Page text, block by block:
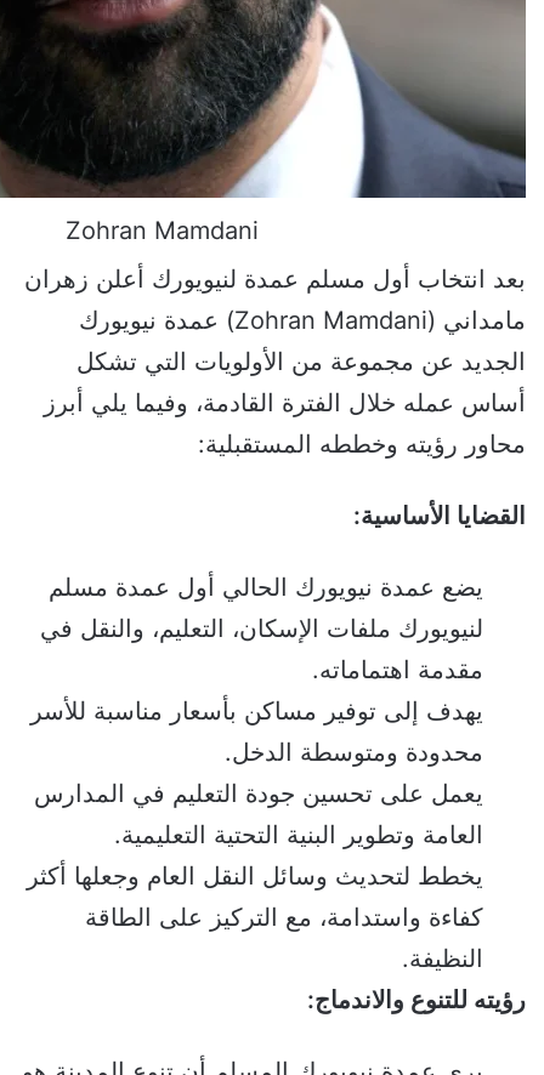
Zohran Mamdani
بعد انتخاب أول مسلم عمدة لنيويورك أعلن زهران
مامداني (Zohran Mamdani) عمدة نيويورك
الجديد عن مجموعة من الأولويات التي تشكل
أساس عمله خلال الفترة القادمة، وفيما يلي أبرز
محاور رؤيته وخططه المستقبلية:
القضايا الأساسية:
يضع عمدة نيويورك الحالي أول عمدة مسلم
لنيويورك ملفات الإسكان، التعليم، والنقل في
مقدمة اهتماماته.
يهدف إلى توفير مساكن بأسعار مناسبة للأسر
محدودة ومتوسطة الدخل.
يعمل على تحسين جودة التعليم في المدارس
العامة وتطوير البنية التحتية التعليمية.
يخطط لتحديث وسائل النقل العام وجعلها أكثر
كفاءة واستدامة، مع التركيز على الطاقة
النظيفة.
رؤيته للتنوع والاندماج: